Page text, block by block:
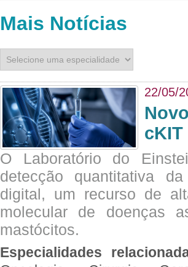
Mais Notícias
22/05/
cKIT
O Laboratório do
detecção quantitativa
digital, um recurso de
molecular de doenças
mastócitos.
Especialidades